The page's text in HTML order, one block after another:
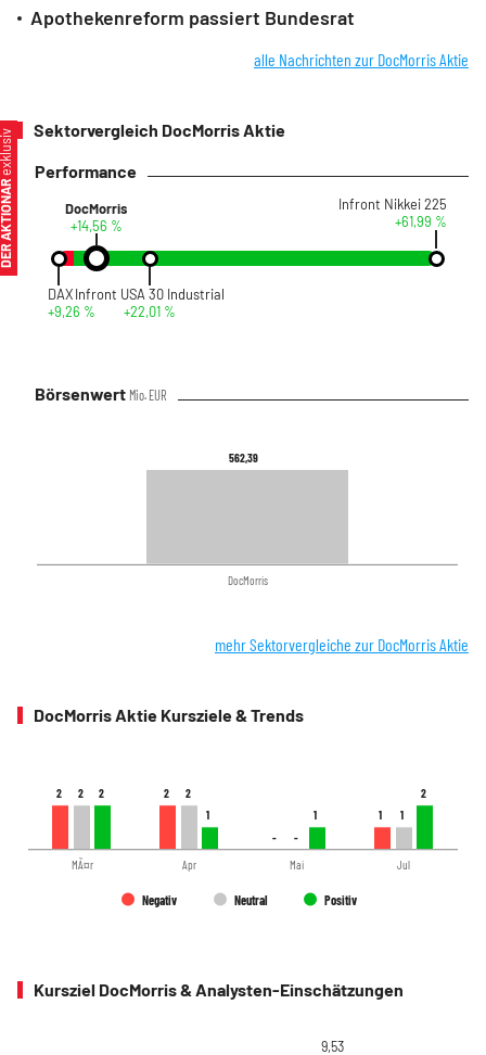
Apothekenreform passiert Bundesrat
alle Nachrichten zur DocMorris Aktie
Sektorvergleich DocMorris Aktie
Performance
DAX
+9,26 %
DocMorris
+14,56 %
Infront USA 30 Industrial
+22,01 %
Infront Nikkei 225
+61,99 %
Börsenwert Mio. EUR
562,39
562,39
DocMorris
mehr Sektorvergleiche zur DocMorris Aktie
DocMorris Aktie Kursziele & Trends
2
2 2
2
--
11
2
2 2
2
--
11
2
2
11 11
2
2
Negativ Neutral Positiv
MÃ¤r Apr Mai Jul
Kursziel DocMorris & Analysten-Einschätzungen
9,53